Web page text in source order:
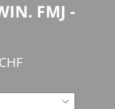
FMJ -
Prix